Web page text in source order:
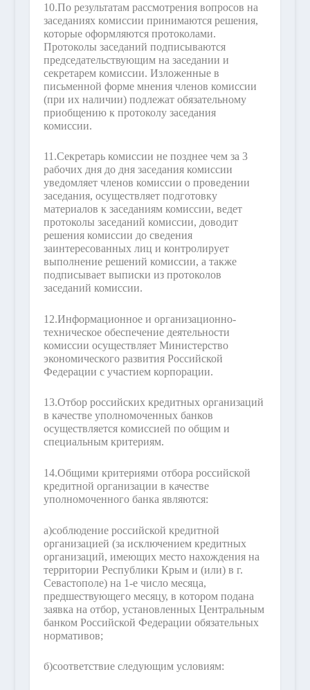
10.По результатам рассмотрения вопросов на
заседаниях комиссии принимаются решения,
которые оформляются протоколами.
Протоколы заседаний подписываются
председательствующим на заседании и
секретарем комиссии. Изложенные в
письменной форме мнения членов комиссии
(при их наличии) подлежат обязательному
приобщению к протоколу заседания
комиссии.
11.Секретарь комиссии не позднее чем за 3
рабочих дня до дня заседания комиссии
уведомляет членов комиссии о проведении
заседания, осуществляет подготовку
материалов к заседаниям комиссии, ведет
протоколы заседаний комиссии, доводит
решения комиссии до сведения
заинтересованных лиц и контролирует
выполнение решений комиссии, а также
подписывает выписки из протоколов
заседаний комиссии.
12.Информационное и организационно-
техническое обеспечение деятельности
комиссии осуществляет Министерство
экономического развития Российской
Федерации с участием корпорации.
13.Отбор российских кредитных организаций
в качестве уполномоченных банков
осуществляется комиссией по общим и
специальным критериям.
14.Общими критериями отбора российской
кредитной организации в качестве
уполномоченного банка являются:
а)соблюдение российской кредитной
организацией (за исключением кредитных
организаций, имеющих место нахождения на
территории Республики Крым и (или) в г.
Севастополе) на 1-е число месяца,
предшествующего месяцу, в котором подана
заявка на отбор, установленных Центральным
банком Российской Федерации обязательных
нормативов;
б)соответствие следующим условиям: